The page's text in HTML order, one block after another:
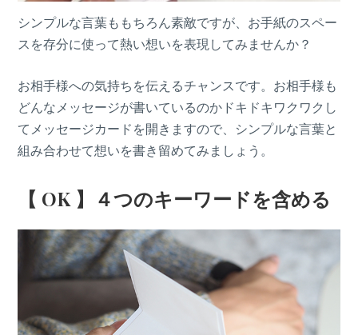
シンプルな言葉ももちろん素敵ですが、お手紙のスペー
スを存分に使って熱い想いを表現してみませんか？
お相手様への気持ちを伝えるチャンスです。お相手様も
どんなメッセージが書いているのかドキドキワクワクし
てメッセージカードを開きますので、シンプルな言葉と
組み合わせて想いを書き留めてみましょう。
【 OK 】４つのキーワードを含める